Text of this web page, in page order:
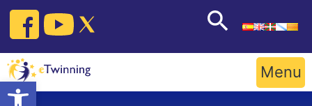
Open toolbar
Skip
content
Menu